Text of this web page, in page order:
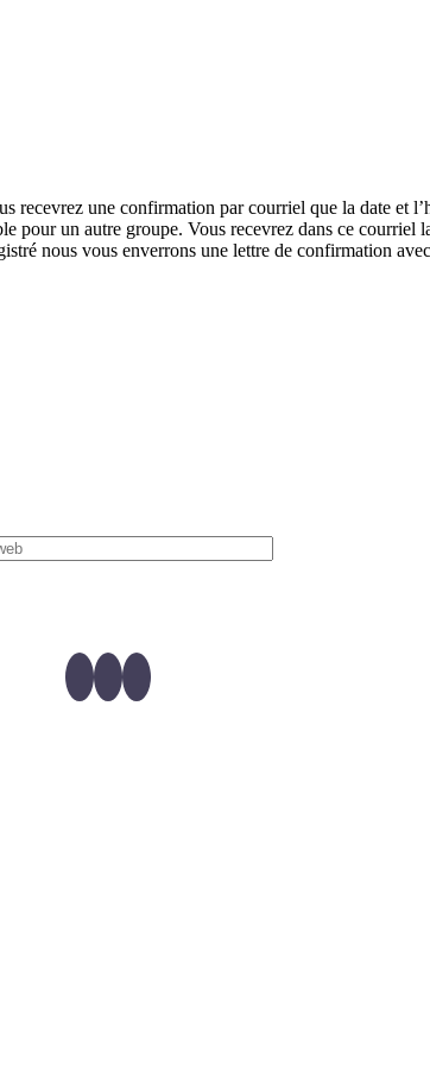
recevrez une confirmation par courriel que la date et
un autre groupe. Vous recevrez dans ce courriel
nous vous enverrons une lettre de confirmation